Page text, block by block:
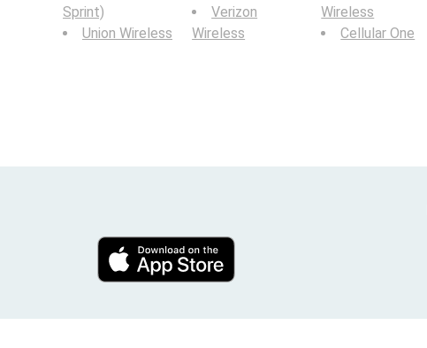
Sprint)
Union Wireless
Verizon
Wireless
Wireless
Cellular One